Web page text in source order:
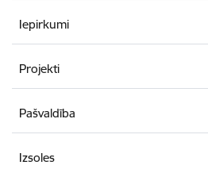
Iepirkumi
Projekti
Pašvaldība
Izsoles